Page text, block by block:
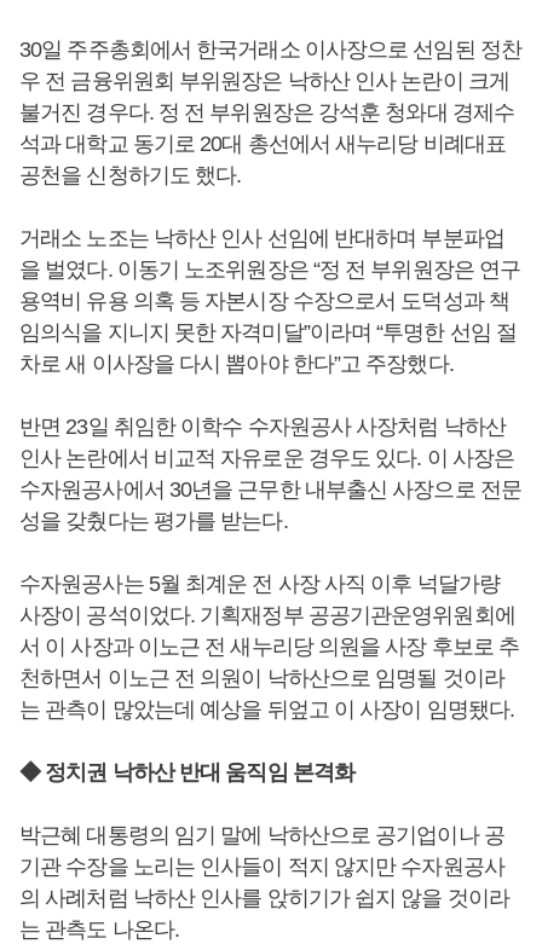
30일 주주총회에서 한국거래소 이사장으로 선임된 정찬
우 전 금융위원회 부위원장은 낙하산 인사 논란이 크게
불거진 경우다. 정 전 부위원장은 강석훈 청와대 경제수
석과 대학교 동기로 20대 총선에서 새누리당 비례대표
공천을 신청하기도 했다.
거래소 노조는 낙하산 인사 선임에 반대하며 부분파업
을 벌였다. 이동기 노조위원장은 “정 전 부위원장은 연구
용역비 유용 의혹 등 자본시장 수장으로서 도덕성과 책
임의식을 지니지 못한 자격미달”이라며 “투명한 선임 절
차로 새 이사장을 다시 뽑아야 한다”고 주장했다.
반면 23일 취임한 이학수 수자원공사 사장처럼 낙하산
인사 논란에서 비교적 자유로운 경우도 있다. 이 사장은
수자원공사에서 30년을 근무한 내부출신 사장으로 전문
성을 갖췄다는 평가를 받는다.
수자원공사는 5월 최계운 전 사장 사직 이후 넉달가량
사장이 공석이었다. 기획재정부 공공기관운영위원회에
서 이 사장과 이노근 전 새누리당 의원을 사장 후보로 추
천하면서 이노근 전 의원이 낙하산으로 임명될 것이라
는 관측이 많았는데 예상을 뒤엎고 이 사장이 임명됐다.
◆ 정치권 낙하산 반대 움직임 본격화
박근혜 대통령의 임기 말에 낙하산으로 공기업이나 공
기관 수장을 노리는 인사들이 적지 않지만 수자원공사
의 사례처럼 낙하산 인사를 앉히기가 쉽지 않을 것이라
는 관측도 나온다.